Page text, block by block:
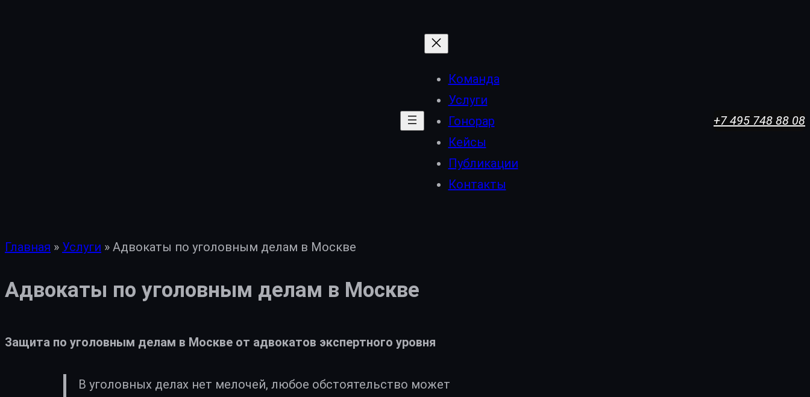
Команда
Услуги
Гонорар
Кейсы
Публикации
Контакты
+7 495 748 88 08
Главная » Услуги » Адвокаты по уголовным делам в Москве
Адвокаты по уголовным делам в Москве
Защита по уголовным делам в Москве от адвокатов экспертного уровня
В уголовных делах нет мелочей, любое обстоятельство может